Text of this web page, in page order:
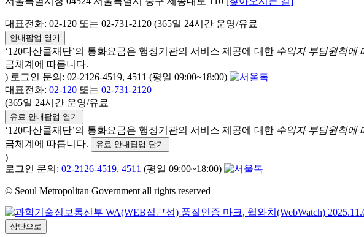
대표전화: 02-120 또는 02-731-2120 (365일 24시간 운영/유료
안내팝업 열기
‘120다산콜재단’의 통화요금은 행정기관의 서비스 제공에 대한 수익자 부담원칙에
금체계에 따릅니다.
) 로그인 문의: 02-2126-4519, 4511 (평일 09:00~18:00)
대표전화: 02-120 또는 02-731-2120
(365일 24시간 운영/유료
유료 안내팝업 열기
‘120다산콜재단’의 통화요금은 행정기관의 서비스 제공에 대한 수익자 부담원칙에
금체계에 따릅니다.
유료 안내팝업 닫기
)
로그인 문의: 02-2126-4519, 4511 (평일 09:00~18:00)
© Seoul Metropolitan Government all rights reserved
상단으로